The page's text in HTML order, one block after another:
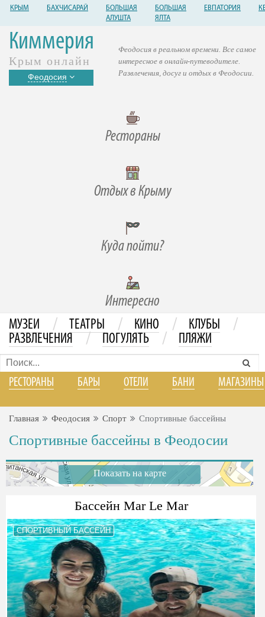
КРЫМ БАХЧИСАРАЙ
БОЛЬШАЯ
АЛУШТА
БОЛЬШАЯ
ЯЛТА
ЕВПАТОРИЯ
Киммерия
Крым онлайн
Феодосия
Рестораны
Отдых в Крыму
Куда пойти?
Интересно
Феодосия в реальном времени. Все самое
интересное в онлайн-путеводителе.
Развлечения, досуг и отдых в Феодосии.
МУЗЕИ / ТЕАТРЫ / КИНО / КЛУБЫ /
РАЗВЛЕЧЕНИЯ / ПОГУЛЯТЬ / ПЛЯЖИ
РЕСТОРАНЫ БАРЫ ОТЕЛИ БАНИ МАГАЗИНЫ
Главная Феодосия Спорт Спортивные бассейны
Спортивные бассейны в Феодосии
Показать на карте
Бассейн Mar Le Mar
СПОРТИВНЫЙ БАССЕЙН